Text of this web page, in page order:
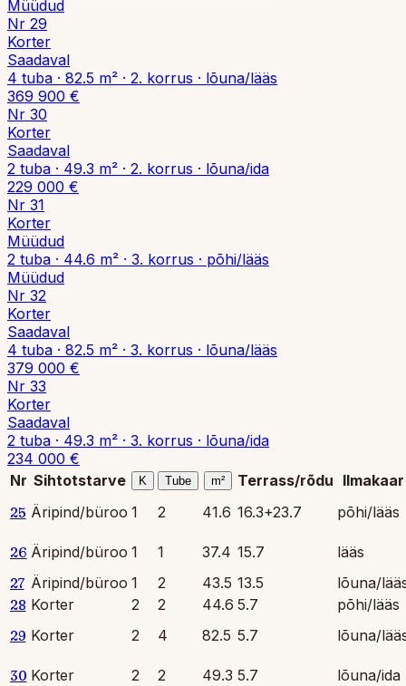
Müüdud
Nr 29
Korter
Saadaval
4 tuba · 82.5 m² · 2. korrus · lõuna/lääs
369 900 €
Nr 30
Korter
Saadaval
2 tuba · 49.3 m² · 2. korrus · lõuna/ida
229 000 €
Nr 31
Korter
Müüdud
2 tuba · 44.6 m² · 3. korrus · põhi/lääs
Müüdud
Nr 32
Korter
Saadaval
4 tuba · 82.5 m² · 3. korrus · lõuna/lääs
379 000 €
Nr 33
Korter
Saadaval
2 tuba · 49.3 m² · 3. korrus · lõuna/ida
234 000 €
Nr Sihtotstarve K Tube m² Terrass/rõdu Ilmakaar
25 Äripind/büroo 1 2 41.6 16.3+23.7 põhi/lääs
26 Äripind/büroo 1 1 37.4 15.7
lääs
27 Äripind/büroo 1 2 43.5 13.5
lõuna/
28 Korter 2 2 44.6 5.7
põhi/lääs
29 Korter 2 4 82.5 5.7 lõuna/
30 Korter 2 2 49.3 5.7
lõuna/ida